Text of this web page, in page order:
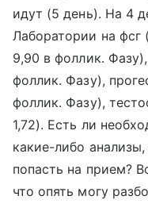
идут (5 день). На 4
Лаборатории на
9,90 в фоллик.
фоллик. Фазу),
фоллик. Фазу),
1,72). Есть ли
какие-либо
попасть на прием?
что опять могу